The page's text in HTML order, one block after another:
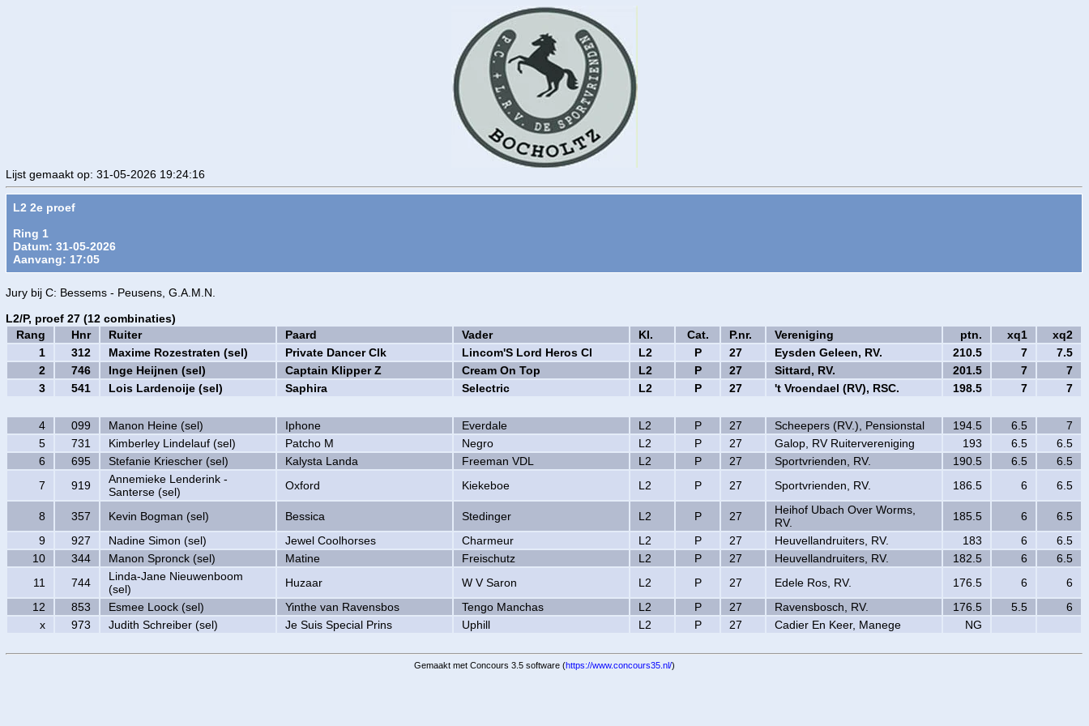
Lijst gemaakt op: 31-05-2026 19:24:16
L2 2e proef
Ring 1
Datum: 31-05-2026
Aanvang: 17:05
Jury bij C: Bessems - Peusens, G.A.M.N.
L2/P, proef 27 (12 combinaties)
Rang
Hnr Ruiter Paard Vader Kl. Cat. P.nr. Vereniging ptn. xq1
xq2
1
312 Maxime Rozestraten (sel) Private Dancer Clk Lincom'S Lord Heros Cl L2 P 27 Eysden Geleen, RV. 210.5 7
7.5
2
746 Inge Heijnen (sel) Captain Klipper Z Cream On Top L2 P 27 Sittard, RV. 201.5 7
7
3
541 Lois Lardenoije (sel) Saphira Selectric L2 P 27 't Vroendael (RV), RSC. 198.5 7 7
4 099 Manon Heine (sel) Iphone Everdale L2 P 27 Scheepers (RV.), Pensionstal 194.5 6.5
7
5
731 Kimberley Lindelauf (sel) Patcho M Negro L2 P 27 Galop, RV Ruitervereniging 193 6.5
6.5
6
695 Stefanie Kriescher (sel) Kalysta Landa Freeman VDL L2 P 27 Sportvrienden, RV. 190.5 6.5
6.5
7
919
Annemieke Lenderink -
Santerse (sel)
Oxford Kiekeboe L2 P 27 Sportvrienden, RV. 186.5 6 6.5
8 357 Kevin Bogman (sel) Bessica Stedinger L2 P 27
Heihof Ubach Over Worms,
RV.
185.5 6
6.5
9
927 Nadine Simon (sel) Jewel Coolhorses Charmeur L2 P 27 Heuvellandruiters, RV. 183 6
6.5
10
344 Manon Spronck (sel) Matine Freischutz L2 P 27 Heuvellandruiters, RV. 182.5 6
6.5
11
744
Linda-Jane Nieuwenboom
(sel)
Huzaar W V Saron L2 P 27 Edele Ros, RV. 176.5 6
6
12
853 Esmee Loock (sel) Yinthe van Ravensbos Tengo Manchas L2 P 27 Ravensbosch, RV. 176.5 5.5
6
x
973 Judith Schreiber (sel) Je Suis Special Prins Uphill L2 P 27 Cadier En Keer, Manege NG
Gemaakt met Concours 3.5 software (https://www.concours35.nl/)